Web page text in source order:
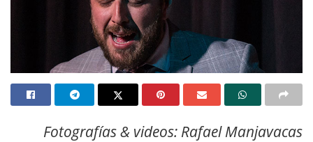
Fotografías & videos: Rafael Manjavacas